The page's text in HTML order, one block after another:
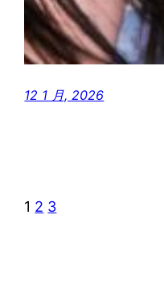
12 1 月, 2026
1 2 3